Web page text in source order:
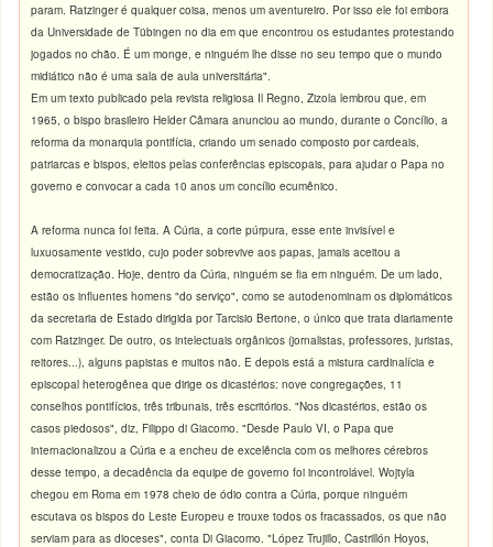
param. Ratzinger é qualquer coisa, menos um aventureiro. Por isso ele foi embora
da Universidade de Tübingen no dia em que encontrou os estudantes protestando
jogados no chão. É um monge, e ninguém lhe disse no seu tempo que o mundo
midiático não é uma sala de aula universitária".
Em um texto publicado pela revista religiosa Il Regno, Zizola lembrou que, em
1965, o bispo brasileiro Helder Câmara anunciou ao mundo, durante o Concílio, a
reforma da monarquia pontifícia, criando um senado composto por cardeais,
patriarcas e bispos, eleitos pelas conferências episcopais, para ajudar o Papa no
governo e convocar a cada 10 anos um concílio ecumênico.
A reforma nunca foi feita. A Cúria, a corte púrpura, esse ente invisível e
luxuosamente vestido, cujo poder sobrevive aos papas, jamais aceitou a
democratização. Hoje, dentro da Cúria, ninguém se fia em ninguém. De um lado,
estão os influentes homens "do serviço", como se autodenominam os diplomáticos
da secretaria de Estado dirigida por Tarcisio Bertone, o único que trata diariamente
com Ratzinger. De outro, os intelectuais orgânicos (jornalistas, professores, juristas,
reitores...), alguns papistas e muitos não. E depois está a mistura cardinalícia e
episcopal heterogênea que dirige os dicastérios: nove congregações, 11
conselhos pontifícios, três tribunais, três escritórios. "Nos dicastérios, estão os
casos piedosos", diz, Filippo di Giacomo. "Desde Paulo VI, o Papa que
internacionalizou a Cúria e a encheu de excelência com os melhores cérebros
desse tempo, a decadência da equipe de governo foi incontrolável. Wojtyla
chegou em Roma em 1978 cheio de ódio contra a Cúria, porque ninguém
escutava os bispos do Leste Europeu e trouxe todos os fracassados, os que não
serviam para as dioceses", conta Di Giacomo. "López Trujillo, Castrillón Hoyos,